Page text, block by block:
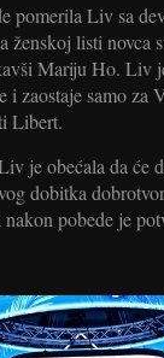
pomerila Liv sa
ženskoj listi novca
Mariju Ho. Liv
i zaostaje samo za
Libert.
je obećala da će
dobitka
pobede je